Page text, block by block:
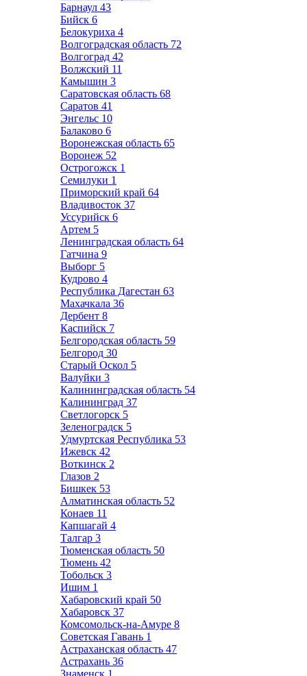
Барнаул 43
Бийск 6
Белокуриха 4
Волгоградская область 72
Волгоград 42
Волжский 11
Камышин 3
Саратовская область 68
Саратов 41
Энгельс 10
Балаково 6
Воронежская область 65
Воронеж 52
Острогожск 1
Семилуки 1
Приморский край 64
Владивосток 37
Уссурийск 6
Артем 5
Ленинградская область 64
Гатчина 9
Выборг 5
Кудрово 4
Республика Дагестан 63
Махачкала 36
Дербент 8
Каспийск 7
Белгородская область 59
Белгород 30
Старый Оскол 5
Валуйки 3
Калининградская область 54
Калининград 37
Светлогорск 5
Зеленоградск 5
Удмуртская Республика 53
Ижевск 42
Воткинск 2
Глазов 2
Бишкек 53
Алматинская область 52
Конаев 11
Капшагай 4
Талгар 3
Тюменская область 50
Тюмень 42
Тобольск 3
Ишим 1
Хабаровский край 50
Хабаровск 37
Комсомольск-на-Амуре 8
Советская Гавань 1
Астраханская область 47
Астрахань 36
Знаменск 1